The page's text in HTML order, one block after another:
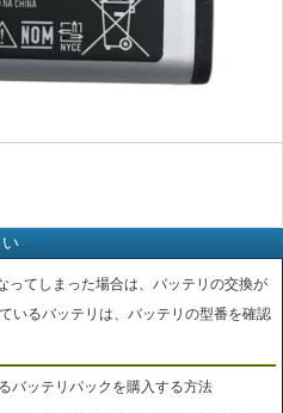
ってしまった場合は、バッテリの交換が
いるバッテリは、バッテリの型番を確認
バッテリパックを購入する方法